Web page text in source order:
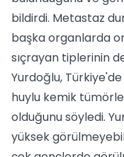
bildirdi. Metastaz
başka organlarda
sıçrayan tiplerinin
Yurdoğlu,
huylu kemik
olduğunu söyledi.
yüksek